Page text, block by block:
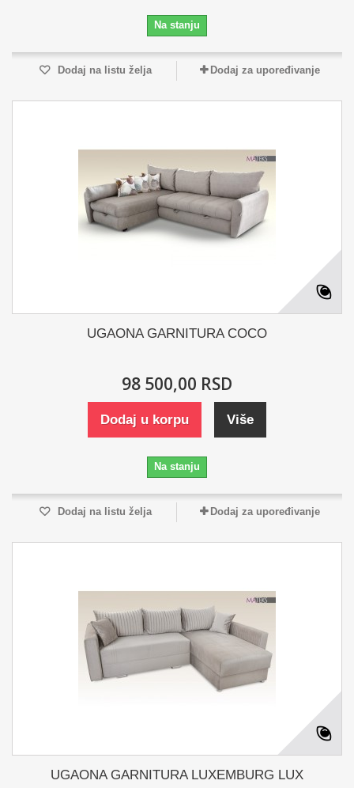
Na stanju
Dodaj na listu želja Dodaj za upoređivanje
UGAONA GARNITURA COCO
98 500,00 RSD
Dodaj u korpu Više
Na stanju
Dodaj na listu želja Dodaj za upoređivanje
UGAONA GARNITURA LUXEMBURG LUX